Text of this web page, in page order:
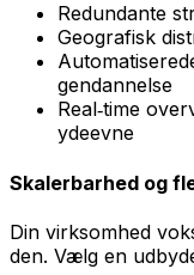
Redundante
Geografisk
gendannelse
Real‑time
ydeevne
Skalerbarhed og
Din virksomhed
den. Vælg en